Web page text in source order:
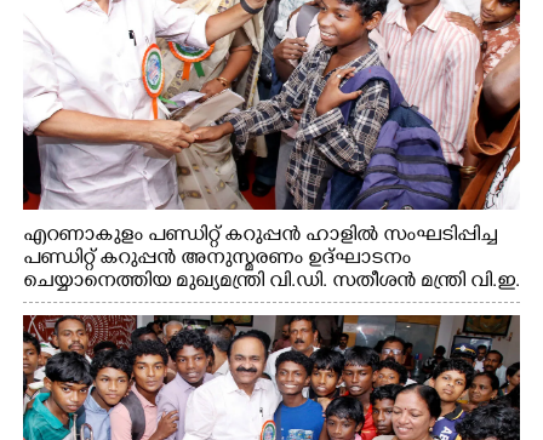
എറണാകുളം പണ്ഡിറ്റ് കറുപ്പൻ ഹാളിൽ സംഘടിപ്പിച്ച
പണ്ഡിറ്റ് കറുപ്പൻ അനുസ്മരണം ഉദ്ഘാടനം
ചെയ്യാനെത്തിയ മുഖ്യമന്ത്രി വി.ഡി. സതീശൻ മന്ത്രി വി.ഇ.
അബ്ദുൽ ഗഫൂർ ഹൈബി ഈഡൻ എം.പി
എന്നിവരുമായി സൗഹൃദ സംഭാഷണത്തിൽ